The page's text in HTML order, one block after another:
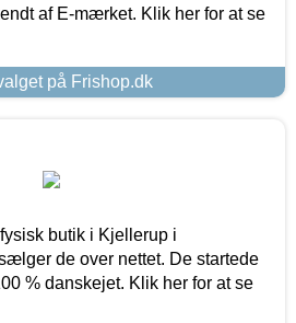
af E-mærket. Klik her for at se
på Frishop.dk
butik i Kjellerup i
de over nettet. De startede
% danskejet. Klik her for at se